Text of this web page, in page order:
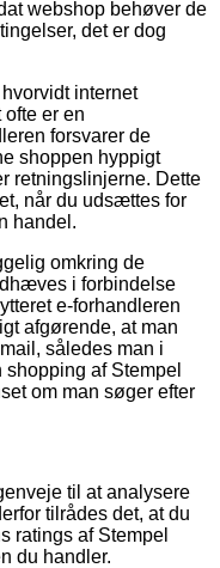
webshop behøver de
det er dog
internet
er en
forsvarer de
shoppen hyppigt
retningslinjerne. Dette
når du udsættes for
handel.
omkring de
i forbindelse
e-forhandleren
afgørende, at man
således man i
af Stempel
om man søger efter
til at analysere
tilrådes det, at du
ratings af Stempel
du handler.